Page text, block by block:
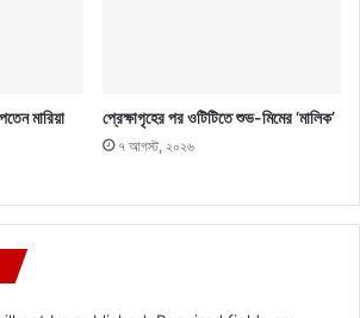
মারিয়া
প্রেক্ষাগৃহের পর ওটিটিতে শুভ-মিমের ‘মালিক’
৭ আগস্ট, ২০২৬